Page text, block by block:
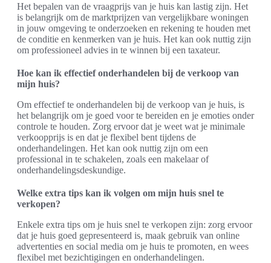
Het bepalen van de vraagprijs van je huis kan lastig zijn. Het
is belangrijk om de marktprijzen van vergelijkbare woningen
in jouw omgeving te onderzoeken en rekening te houden met
de conditie en kenmerken van je huis. Het kan ook nuttig zijn
om professioneel advies in te winnen bij een taxateur.
Hoe kan ik effectief onderhandelen bij de verkoop van
mijn huis?
Om effectief te onderhandelen bij de verkoop van je huis, is
het belangrijk om je goed voor te bereiden en je emoties onder
controle te houden. Zorg ervoor dat je weet wat je minimale
verkoopprijs is en dat je flexibel bent tijdens de
onderhandelingen. Het kan ook nuttig zijn om een
professional in te schakelen, zoals een makelaar of
onderhandelingsdeskundige.
Welke extra tips kan ik volgen om mijn huis snel te
verkopen?
Enkele extra tips om je huis snel te verkopen zijn: zorg ervoor
dat je huis goed gepresenteerd is, maak gebruik van online
advertenties en social media om je huis te promoten, en wees
flexibel met bezichtigingen en onderhandelingen.